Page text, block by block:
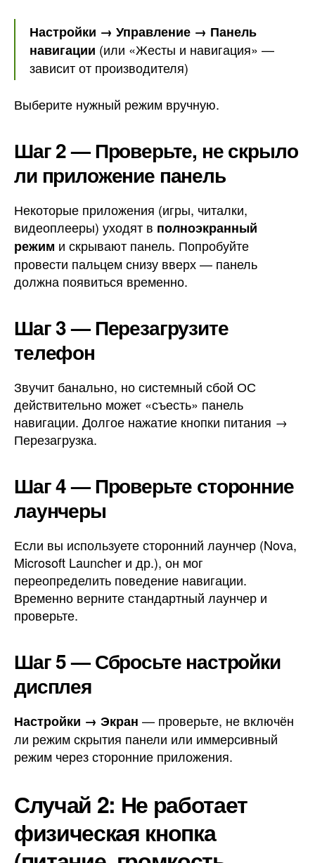
Настройки → Управление → Панель
навигации (или «Жесты и навигация» —
зависит от производителя)
Выберите нужный режим вручную.
Шаг 2 — Проверьте, не скрыло
ли приложение панель
Некоторые приложения (игры, читалки,
видеоплееры) уходят в полноэкранный
режим и скрывают панель. Попробуйте
провести пальцем снизу вверх — панель
должна появиться временно.
Шаг 3 — Перезагрузите
телефон
Звучит банально, но системный сбой ОС
действительно может «съесть» панель
навигации. Долгое нажатие кнопки питания →
Перезагрузка.
Шаг 4 — Проверьте сторонние
лаунчеры
Если вы используете сторонний лаунчер (Nova,
Microsoft Launcher и др.), он мог
переопределить поведение навигации.
Временно верните стандартный лаунчер и
проверьте.
Шаг 5 — Сбросьте настройки
дисплея
Настройки → Экран — проверьте, не включён
ли режим скрытия панели или иммерсивный
режим через сторонние приложения.
Случай 2: Не работает
физическая кнопка